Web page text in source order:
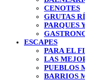
CENOTES
GRUTAS
PARQUES
ESCAPES
PARA EL
LAS
PUEBLOS
BARRIOS